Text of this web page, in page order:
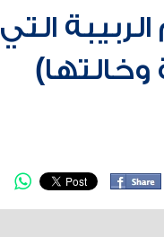
التي
وخالتها)